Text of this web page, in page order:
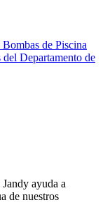
de Piscina
Departamento de
ayuda a
de nuestros